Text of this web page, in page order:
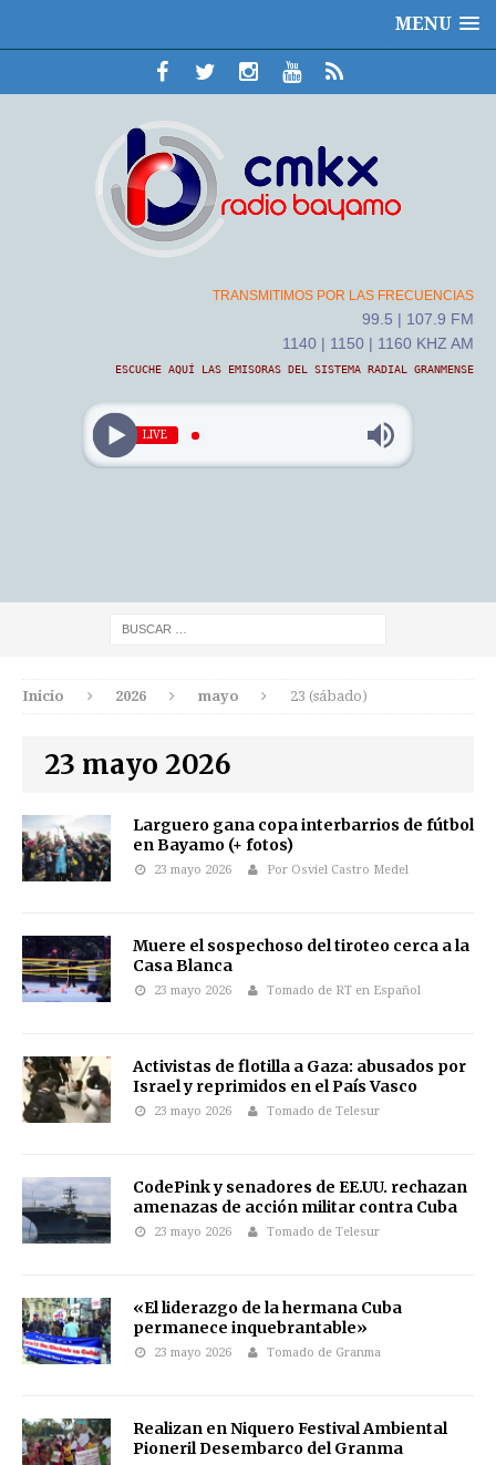
MENU
TRANSMITIMOS POR LAS FRECUENCIAS
99.5 | 107.9 FM
1140 | 1150 | 1160 KHZ AM
ESCUCHE AQUÍ LAS EMISORAS DEL SISTEMA RADIAL GRANMENSE
LIVE
Inicio 2026 mayo 23 (sábado)
23 mayo 2026
Larguero gana copa interbarrios de fútbol
en Bayamo (+ fotos)
23 mayo 2026 Por Osviel Castro Medel
Muere el sospechoso del tiroteo cerca a la
Casa Blanca
23 mayo 2026 Tomado de RT en Español
Activistas de flotilla a Gaza: abusados por
Israel y reprimidos en el País Vasco
23 mayo 2026 Tomado de Telesur
CodePink y senadores de EE.UU. rechazan
amenazas de acción militar contra Cuba
23 mayo 2026 Tomado de Telesur
«El liderazgo de la hermana Cuba
permanece inquebrantable»
23 mayo 2026 Tomado de Granma
Realizan en Niquero Festival Ambiental
Pioneril Desembarco del Granma